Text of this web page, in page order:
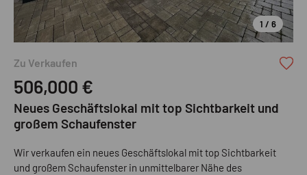
1 / 6
Zu Verkaufen
506,000 €
Neues Geschäftslokal mit top Sichtbarkeit und
großem Schaufenster
Wir verkaufen ein neues Geschäftslokal mit top Sichtbarkeit
und großem Schaufenster in unmittelbarer Nähe des